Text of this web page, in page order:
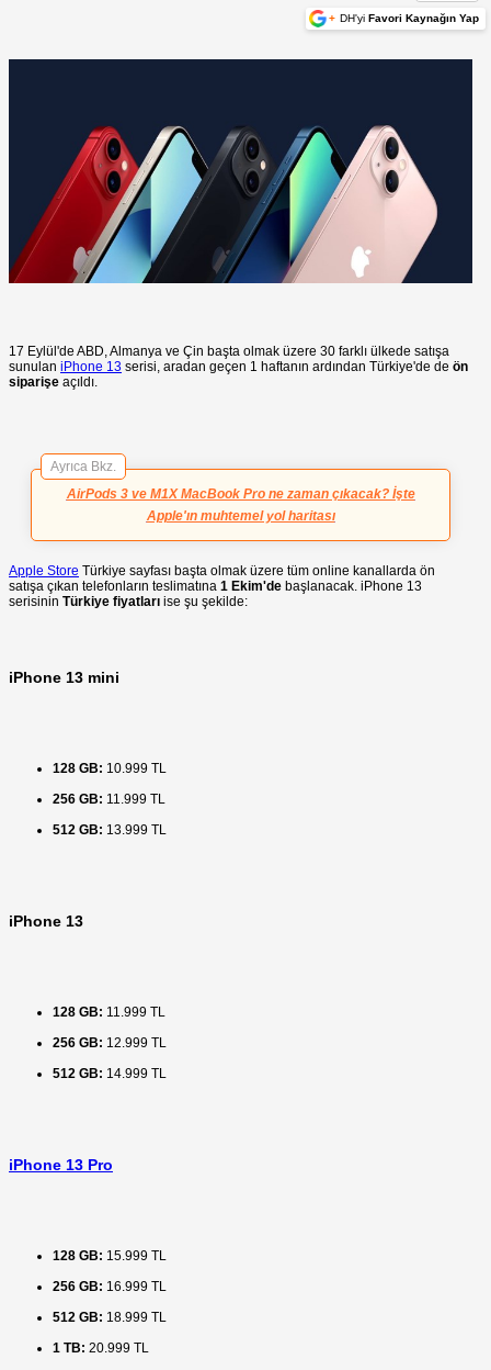
+ DH'yi Favori Kaynağın Yap
17 Eylül'de ABD, Almanya ve Çin başta olmak üzere 30 farklı ülkede satışa
sunulan iPhone 13 serisi, aradan geçen 1 haftanın ardından Türkiye'de de ön
siparişe açıldı.
Ayrıca Bkz.
AirPods 3 ve M1X MacBook Pro ne zaman çıkacak? İşte
Apple'ın muhtemel yol haritası
Apple Store Türkiye sayfası başta olmak üzere tüm online kanallarda ön
satışa çıkan telefonların teslimatına 1 Ekim'de başlanacak. iPhone 13
serisinin Türkiye fiyatları ise şu şekilde:
iPhone 13 mini
128 GB: 10.999 TL
256 GB: 11.999 TL
512 GB: 13.999 TL
iPhone 13
128 GB: 11.999 TL
256 GB: 12.999 TL
512 GB: 14.999 TL
iPhone 13 Pro
128 GB: 15.999 TL
256 GB: 16.999 TL
512 GB: 18.999 TL
1 TB: 20.999 TL